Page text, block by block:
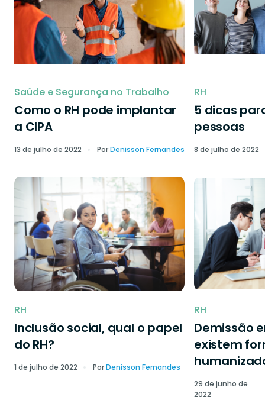
Saúde e Segurança no Trabalho
Como o RH pode implantar
a CIPA
13 de julho de 2022 PorDenisson Fernandes
RH
5 dicas
pessoas
8 de julho de 2022
RH
Inclusão social, qual o papel
do RH?
1 de julho de 2022 PorDenisson Fernandes
RH
Demissão
existem
29 de junho de
2022